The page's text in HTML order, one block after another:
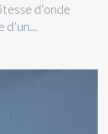
d'onde
d'un...